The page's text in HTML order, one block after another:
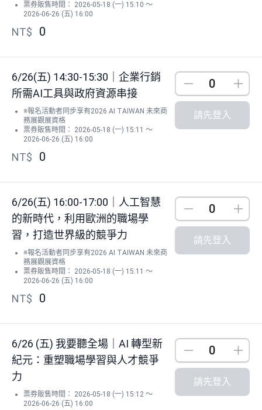
票券販售時間： 2026-05-18 (一) 15:10 ～
2026-06-26 (五) 16:00
NT$ 0
6/26(五) 14:30-15:30｜企業行銷
所需AI工具與政府資源串接
※報名活動者同步享有2026 AI TAIWAN 未來商
務展觀展資格
票券販售時間： 2026-05-18 (一) 15:11 ～
2026-06-26 (五) 16:00
NT$ 0
Down
請先登入
6/26(五) 16:00-17:00｜人工智慧
的新時代，利用歐洲的職場學
習，打造世界級的競爭力
※報名活動者同步享有2026 AI TAIWAN 未來商
務展觀展資格
票券販售時間： 2026-05-18 (一) 15:11 ～
2026-06-26 (五) 16:00
NT$ 0
Down
請先登入
6/26 (五) 我要聽全場｜AI 轉型新
紀元：重塑職場學習與人才競爭
力
票券販售時間： 2026-05-18 (一) 15:12 ～
2026-06-26 (五) 16:00
Down
請先登入